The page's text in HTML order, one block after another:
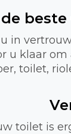
in
u klaar
toilet,
toilet is